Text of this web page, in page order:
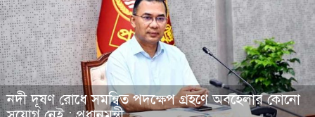
নদী দূষণ রোধে সমন্বিত পদক্ষেপ গ্রহণে অবহেলার কোনো